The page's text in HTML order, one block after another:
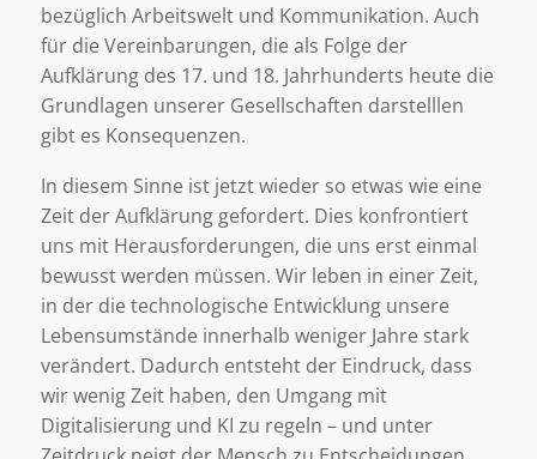
bezüglich Arbeitswelt und Kommunikation. Auch
für die Vereinbarungen, die als Folge der
Aufklärung des 17. und 18. Jahrhunderts heute die
Grundlagen unserer Gesellschaften darstelllen
gibt es Konsequenzen.
In diesem Sinne ist jetzt wieder so etwas wie eine
Zeit der Aufklärung gefordert. Dies konfrontiert
uns mit Herausforderungen, die uns erst einmal
bewusst werden müssen. Wir leben in einer Zeit,
in der die technologische Entwicklung unsere
Lebensumstände innerhalb weniger Jahre stark
verändert. Dadurch entsteht der Eindruck, dass
wir wenig Zeit haben, den Umgang mit
Digitalisierung und KI zu regeln – und unter